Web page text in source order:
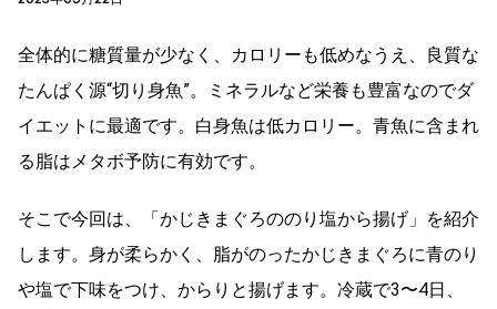
全体的に糖質量が少なく、カロリーも低めなうえ、良質な
たんぱく源“切り身魚”。ミネラルなど栄養も豊富なのでダ
イエットに最適です。白身魚は低カロリー。青魚に含まれ
る脂はメタボ予防に有効です。
そこで今回は、「かじきまぐろののり塩から揚げ」を紹介
します。身が柔らかく、脂がのったかじきまぐろに青のり
や塩で下味をつけ、からりと揚げます。冷蔵で3〜4日、